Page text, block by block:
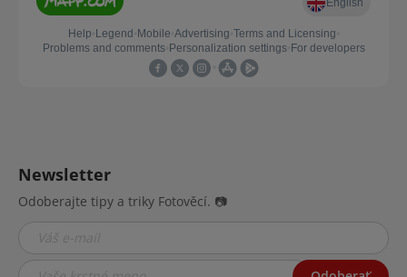
Newsletter
Odoberajte tipy a triky Fotověcí. 📷